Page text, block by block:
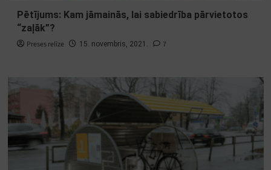
Pētījums: Kam jāmainās, lai sabiedrība pārvietotos
“zaļāk”?
Preses relīze 15. novembris, 2021. 7